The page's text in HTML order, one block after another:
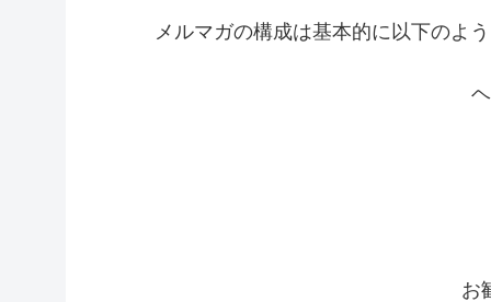
メルマガの構成は基本的に以下のよ
お